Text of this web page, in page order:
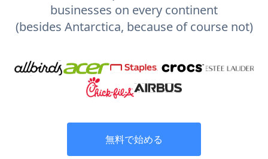
businesses on every continent
(besides Antarctica, because of course not)
無料で始める